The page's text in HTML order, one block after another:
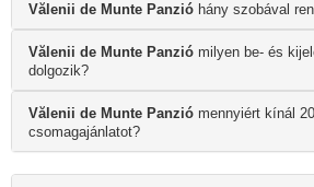
Vălenii de Munte Panzió hány szobával
Vălenii de Munte Panzió milyen be- és
dolgozik?
Vălenii de Munte Panzió mennyiért kínál
csomagajánlatot?